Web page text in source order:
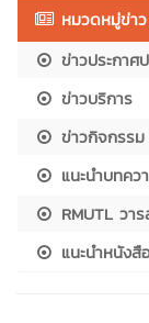
หมวดหมู่ข่าว
ข่าวประกาศ
ข่าวบริการ
ข่าวกิจกรรม
แนะนำบทคว
RMUTL วา
แนะนำหนังสื